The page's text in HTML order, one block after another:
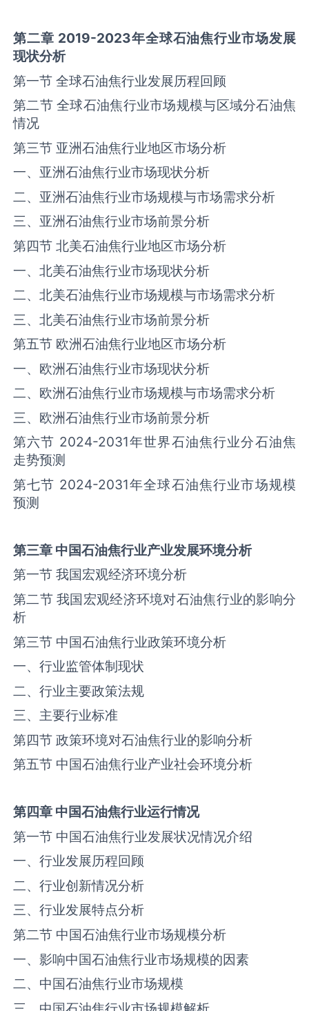
第二章 2019-2023年全球石油焦行业市场发展
现状分析
第一节 全球石油焦行业发展历程回顾
第二节 全球石油焦行业市场规模与区域分石油焦
情况
第三节 亚洲石油焦行业地区市场分析
一、亚洲石油焦行业市场现状分析
二、亚洲石油焦行业市场规模与市场需求分析
三、亚洲石油焦行业市场前景分析
第四节 北美石油焦行业地区市场分析
一、北美石油焦行业市场现状分析
二、北美石油焦行业市场规模与市场需求分析
三、北美石油焦行业市场前景分析
第五节 欧洲石油焦行业地区市场分析
一、欧洲石油焦行业市场现状分析
二、欧洲石油焦行业市场规模与市场需求分析
三、欧洲石油焦行业市场前景分析
第六节 2024-2031年世界石油焦行业分石油焦
走势预测
第七节 2024-2031年全球石油焦行业市场规模
预测
第三章 中国石油焦行业产业发展环境分析
第一节 我国宏观经济环境分析
第二节 我国宏观经济环境对石油焦行业的影响分
析
第三节 中国石油焦行业政策环境分析
一、行业监管体制现状
二、行业主要政策法规
三、主要行业标准
第四节 政策环境对石油焦行业的影响分析
第五节 中国石油焦行业产业社会环境分析
第四章 中国石油焦行业运行情况
第一节 中国石油焦行业发展状况情况介绍
一、行业发展历程回顾
二、行业创新情况分析
三、行业发展特点分析
第二节 中国石油焦行业市场规模分析
一、影响中国石油焦行业市场规模的因素
二、中国石油焦行业市场规模